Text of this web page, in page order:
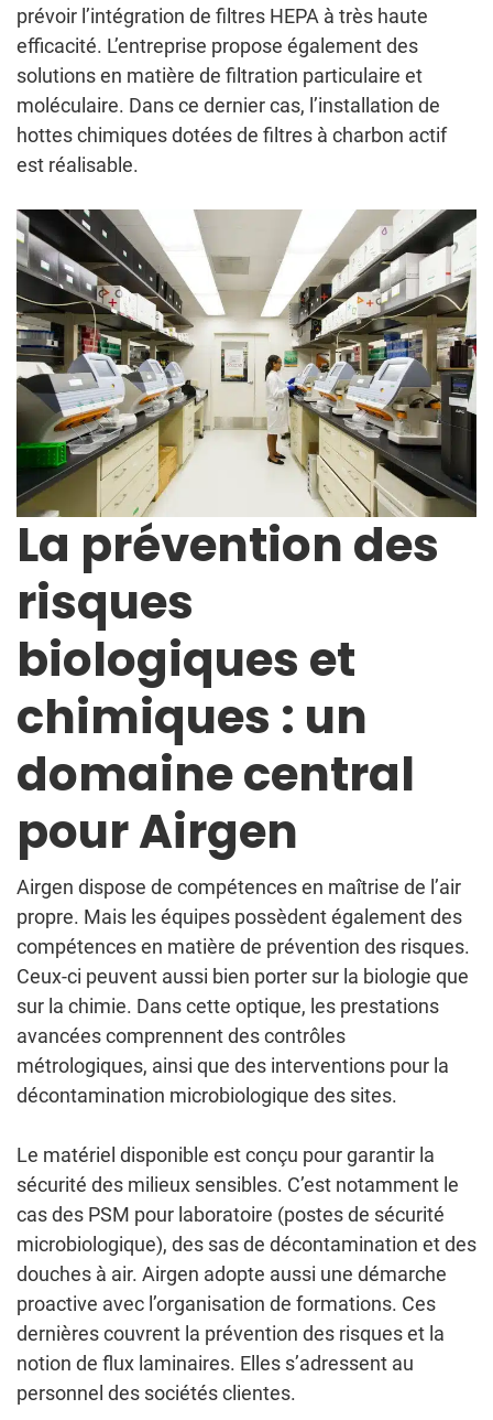
prévoir l’intégration de filtres HEPA à très haute
efficacité. L’entreprise propose également des
solutions en matière de filtration particulaire et
moléculaire. Dans ce dernier cas, l’installation de
hottes chimiques dotées de filtres à charbon actif
est réalisable.
La prévention des
risques
biologiques et
chimiques : un
domaine central
pour Airgen
Airgen dispose de compétences en maîtrise de l’air
propre. Mais les équipes possèdent également des
compétences en matière de prévention des risques.
Ceux-ci peuvent aussi bien porter sur la biologie que
sur la chimie. Dans cette optique, les prestations
avancées comprennent des contrôles
métrologiques, ainsi que des interventions pour la
décontamination microbiologique des sites.
Le matériel disponible est conçu pour garantir la
sécurité des milieux sensibles. C’est notamment le
cas des PSM pour laboratoire (postes de sécurité
microbiologique), des sas de décontamination et des
douches à air. Airgen adopte aussi une démarche
proactive avec l’organisation de formations. Ces
dernières couvrent la prévention des risques et la
notion de flux laminaires. Elles s’adressent au
personnel des sociétés clientes.